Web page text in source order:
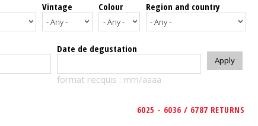
Vintage Colour Region and country
Date de degustation
format recquis : mm/aaaa
6025 - 6036 / 6787 RETURNS